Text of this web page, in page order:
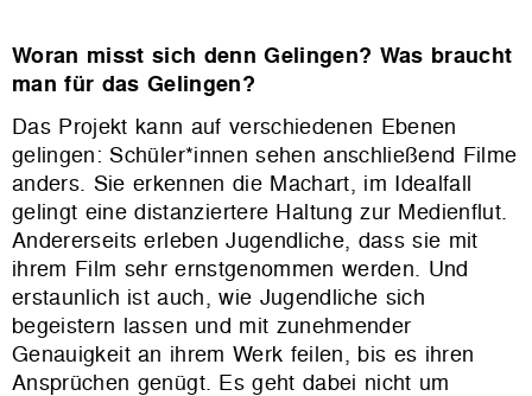
Woran misst sich denn Gelingen? Was braucht
man für das Gelingen?
Das Projekt kann auf verschiedenen Ebenen
gelingen: Schüler*innen sehen anschließend Filme
anders. Sie erkennen die Machart, im Idealfall
gelingt eine distanziertere Haltung zur Medienflut.
Andererseits erleben Jugendliche, dass sie mit
ihrem Film sehr ernstgenommen werden. Und
erstaunlich ist auch, wie Jugendliche sich
begeistern lassen und mit zunehmender
Genauigkeit an ihrem Werk feilen, bis es ihren
Ansprüchen genügt. Es geht dabei nicht um